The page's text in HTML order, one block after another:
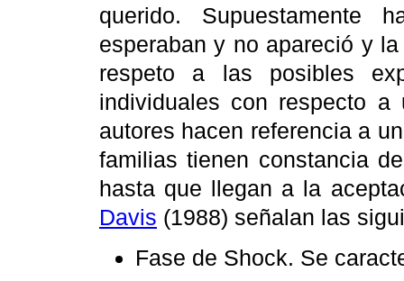
querido. Supuestamente
esperaban y no apareció y
respeto a las posibles
individuales con respecto
autores hacen referencia a
familias tienen constancia
hasta que llegan a la
Davis (1988) señalan las
Fase de Shock. Se